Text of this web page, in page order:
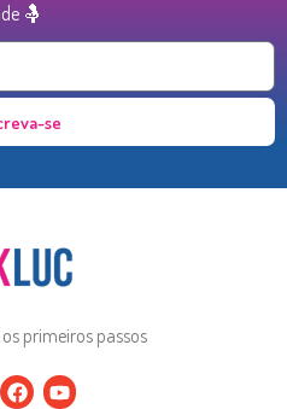
🤱
se
primeiros passos